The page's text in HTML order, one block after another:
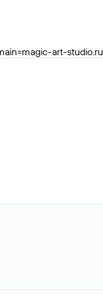
art-studio.ru